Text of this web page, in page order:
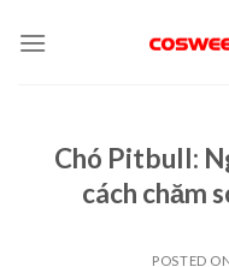
Chó Pitbull:
cách chăm
POSTED